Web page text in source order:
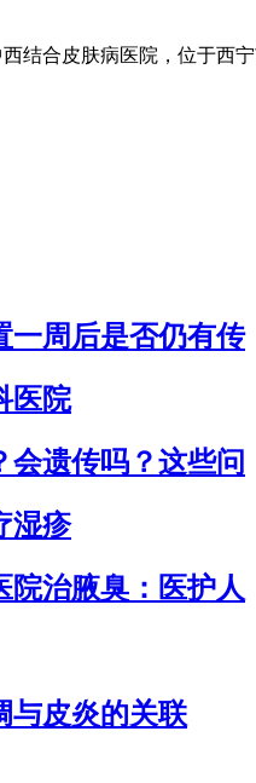
结合皮肤病医院，位于西
一周后是否仍有传
医院
会遗传吗？这些问
湿疹
院治腋臭：医护人
与皮炎的关联